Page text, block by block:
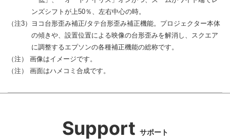
ンズシフトが上50％、左右中心の時。
（注3）ヨコ台形歪み補正/タテ台形歪み補正機能。プロジェクター本体
の傾きや、設置位置による映像の台形歪みを解消し、スクエア
に調整するエプソンの各種補正機能の総称です。
（注） 画像はイメージです。
（注） 画面はハメコミ合成です。
Support サポート